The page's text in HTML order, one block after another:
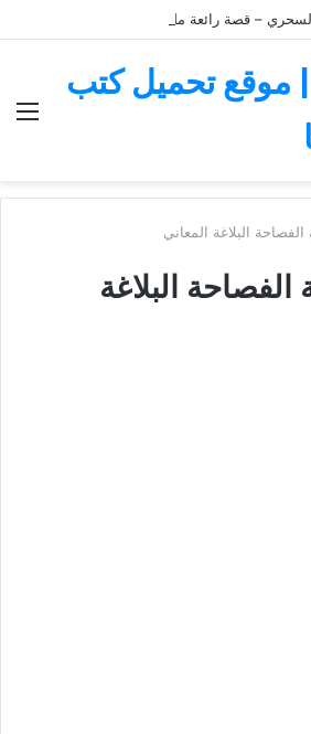
– قصة رائعة مليئة بالمغامرات
كتب pdf | موقع تحميل كتب
الفصاحة البلاغة المعاني
الفصاحة البلاغة